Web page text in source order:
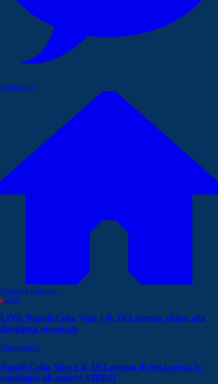
Commenta
Continua la lettura
Live
LIVE Napoli-Celta Vigo 1-0: Di Lorenzo vicino alla
doppietta personale
Videogallery
Napoli-Celta Vigo 1-0, Di Lorenzo di testa porta in
vantaggio gli azzurri VIDEO